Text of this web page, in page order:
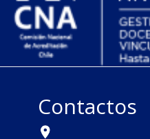
Contactos